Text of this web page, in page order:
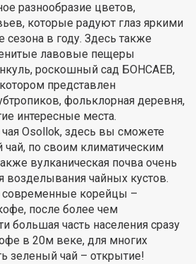
разнообразие цветов,
которые радуют глаз яркими
сезона в году. Здесь также
лавовые пещеры
роскошный сад БОНСАЕВ,
представлен
фольклорная деревня,
интересные места.
чая Osollok, здесь вы сможете
чай, по своим климатическим
вулканическая почва очень
возделывания чайных кустов.
современные корейцы –
после более чем
большая часть населения сразу
в 20м веке, для многих
зеленый чай – открытие!